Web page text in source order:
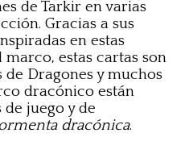
de Tarkir en varias
Gracias a sus
en estas
estas cartas son
Dragones y muchos
dracónico están
juego y de
dracónica.